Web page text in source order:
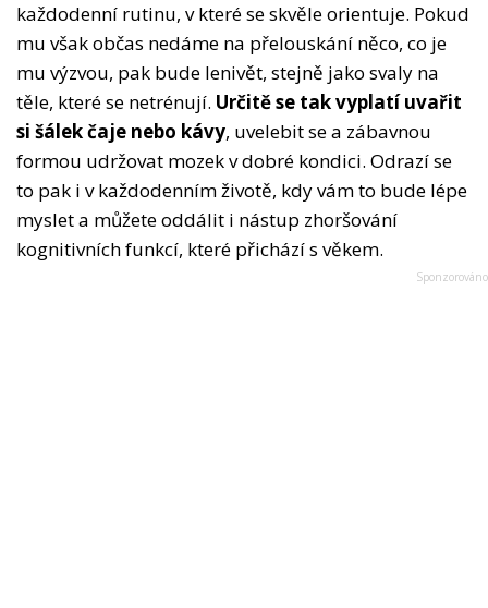
každodenní rutinu, v které se skvěle orientuje. Pokud
mu však občas nedáme na přelouskání něco, co je
mu výzvou, pak bude lenivět, stejně jako svaly na
těle, které se netrénují. Určitě se tak vyplatí uvařit
si šálek čaje nebo kávy, uvelebit se a zábavnou
formou udržovat mozek v dobré kondici. Odrazí se
to pak i v každodenním životě, kdy vám to bude lépe
myslet a můžete oddálit i nástup zhoršování
kognitivních funkcí, které přichází s věkem.